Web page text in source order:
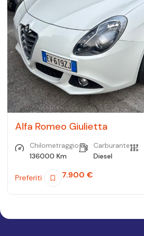
Alfa Romeo Giulietta
Chilometraggio
136000 Km
Carburante
Diesel
Preferiti 7.900 €